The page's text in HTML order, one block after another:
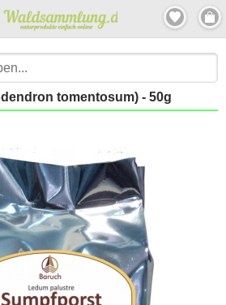
tomentosum) - 50g